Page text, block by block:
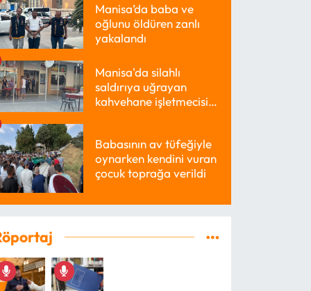
Manisa’da baba ve
oğlunu öldüren zanlı
yakalandı
Manisa'da silahlı
saldırıya uğrayan
kahvehane işletmecisi
Babasının av tüfeğiyle
oynarken kendini vuran
çocuk toprağa verildi